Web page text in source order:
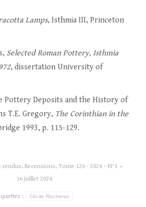
Lamps, Isthmia III, Princeton
Selected Roman Pottery, Isthmia
, dissertation University of
Pottery Deposits and the History of
T.E. Gregory, The Corinthian in the
1993, p. 115-129.
rendus, Recensions, Tome 126 - 2024 – N°1
16 juillet 2024
: Cécile Rocheron